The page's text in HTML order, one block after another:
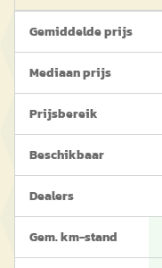
Gemiddelde prijs
Mediaan prijs
Prijsbereik
Beschikbaar
Dealers
Gem. km-stand